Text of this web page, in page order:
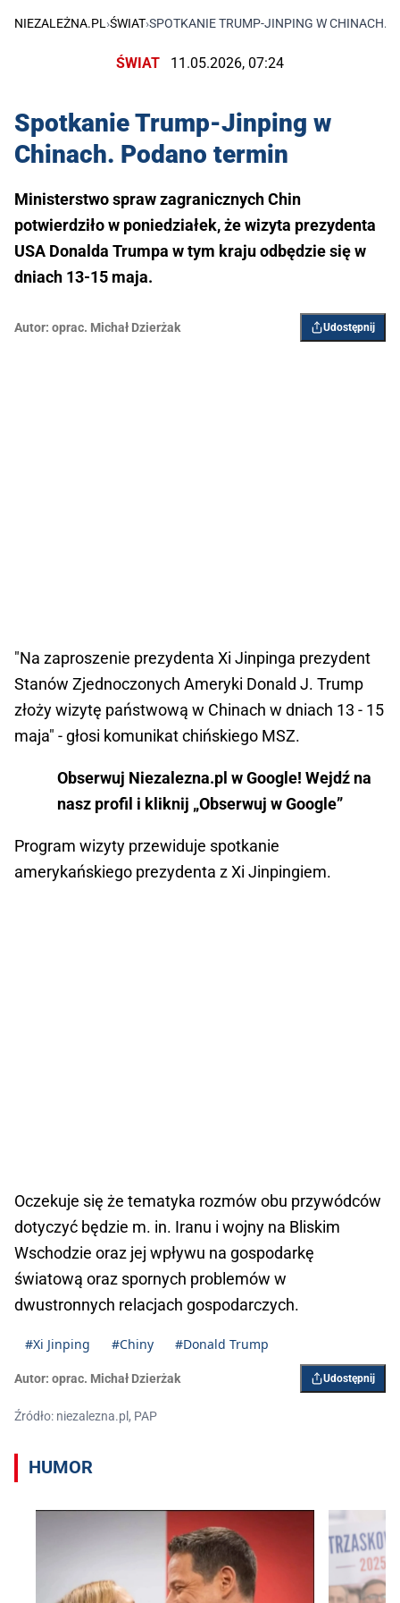
NIEZALEŻNA.PL ›ŚWIAT›SPOTKANIE TRUMP-JINPING W CHINACH.
ŚWIAT 11.05.2026, 07:24
Spotkanie Trump-Jinping w
Chinach. Podano termin
Ministerstwo spraw zagranicznych Chin
potwierdziło w poniedziałek, że wizyta prezydenta
USA Donalda Trumpa w tym kraju odbędzie się w
dniach 13-15 maja.
Autor: oprac. Michał Dzierżak Udostępnij
"Na zaproszenie prezydenta Xi Jinpinga prezydent
Stanów Zjednoczonych Ameryki Donald J. Trump
złoży wizytę państwową w Chinach w dniach 13 - 15
maja" - głosi komunikat chińskiego MSZ.
Obserwuj Niezalezna.pl w Google! Wejdź na
nasz profil i kliknij „Obserwuj w Google”
Program wizyty przewiduje spotkanie
amerykańskiego prezydenta z Xi Jinpingiem.
Oczekuje się że tematyka rozmów obu przywódców
dotyczyć będzie m. in. Iranu i wojny na Bliskim
Wschodzie oraz jej wpływu na gospodarkę
światową oraz spornych problemów w
dwustronnych relacjach gospodarczych.
#Xi Jinping #Chiny #Donald Trump
Autor: oprac. Michał Dzierżak Udostępnij
Źródło: niezalezna.pl, PAP
HUMOR